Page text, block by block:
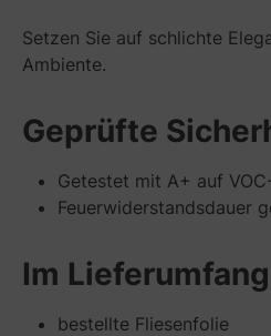
Setzen Sie auf schlichte
Ambiente.
Geprüfte
Getestet mit A+ auf
Feuerwiderstandsdauer
Im
bestellte Fliesenfolie